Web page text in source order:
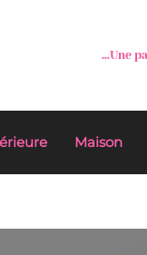
...Une
Maison